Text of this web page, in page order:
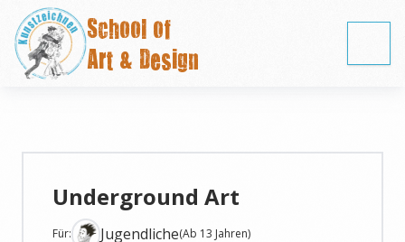
School of
Art & Design
Underground Art
Für: Jugendliche(Ab 13 Jahren)